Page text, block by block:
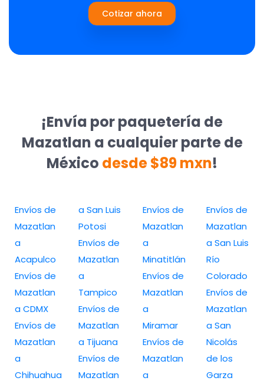
Cotizar ahora
¡Envía por paquetería de
Mazatlan a cualquier parte de
México desde $89 mxn!
Envíos de
Mazatlan
a
Acapulco
Envíos de
Mazatlan
a CDMX
Envíos de
Mazatlan
a
Chihuahua
a San Luis
Potosi
Envíos de
Mazatlan
a
Tampico
Envíos de
Mazatlan
a Tijuana
Envíos de
Mazatlan
Envíos de
Mazatlan
a
Minatitlán
Envíos de
Mazatlan
a
Miramar
Envíos de
Mazatlan
a
Envíos de
Mazatlan
a San Luis
Río
Colorado
Envíos de
Mazatlan
a San
Nicolás
de los
Garza